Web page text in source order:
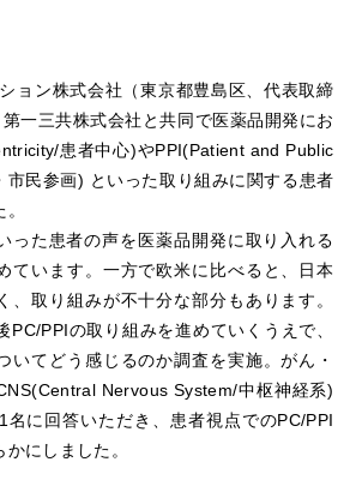
ョン株式会社（東京都豊島区、代表取締
一三共株式会社と共同で医薬品開発にお
患者中心)やPPI(Patient and Public
民参画) といった取り組みに関する患者
った患者の声を医薬品開発に取り入れる
ています。一方で欧米に比べると、日本
、取り組みが不十分な部分もあります。
PC/PPIの取り組みを進めていくうえで、
いてどう感じるのか調査を実施。がん・
Nervous System/中枢神経系)
名に回答いただき、患者視点でのPC/PPI
にしました。